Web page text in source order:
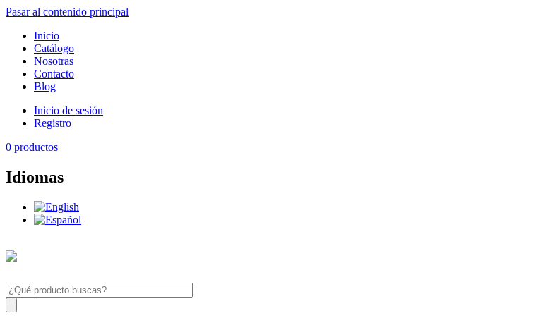
Pasar al contenido principal
Inicio
Catálogo
Nosotras
Contacto
Blog
Inicio de sesión
Registro
0 productos
Idiomas